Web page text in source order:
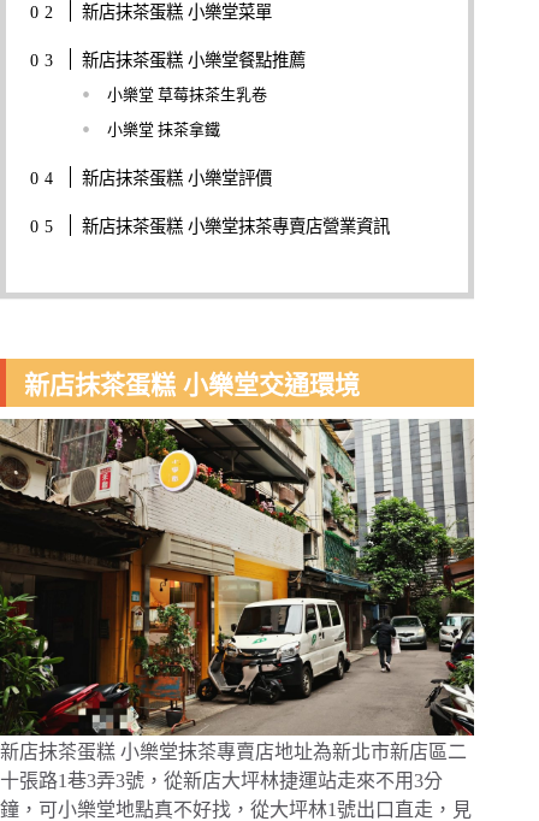
新店抹茶蛋糕 小樂堂菜單
新店抹茶蛋糕 小樂堂餐點推薦
小樂堂 草莓抹茶生乳卷
小樂堂 抹茶拿鐵
新店抹茶蛋糕 小樂堂評價
新店抹茶蛋糕 小樂堂抹茶專賣店營業資訊
新店抹茶蛋糕 小樂堂交通環境
新店抹茶蛋糕 小樂堂抹茶專賣店地址為新北市新店區二
十張路1巷3弄3號，從新店大坪林捷運站走來不用3分
鐘，可小樂堂地點真不好找，從大坪林1號出口直走，見